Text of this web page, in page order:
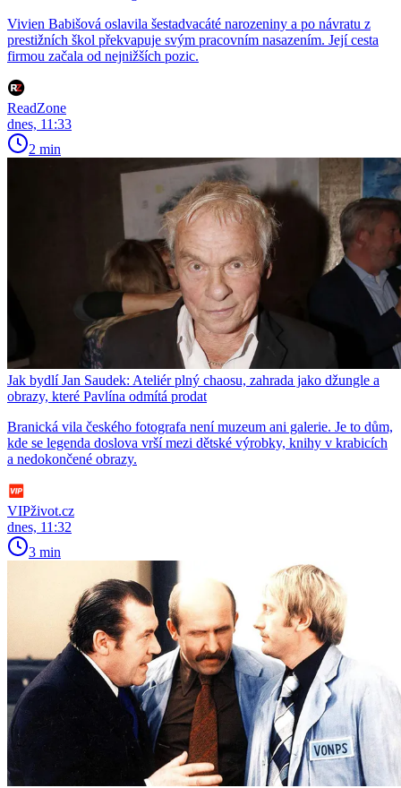
Vivien Babišová oslavila šestadvacáté narozeniny a po návratu z
prestižních škol překvapuje svým pracovním nasazením. Její cesta
firmou začala od nejnižších pozic.
ReadZone
dnes, 11:33
2 min
Jak bydlí Jan Saudek: Ateliér plný chaosu, zahrada jako džungle a
obrazy, které Pavlína odmítá prodat
Branická vila českého fotografa není muzeum ani galerie. Je to dům,
kde se legenda doslova vrší mezi dětské výrobky, knihy v krabicích
a nedokončené obrazy.
VIPživot.cz
dnes, 11:32
3 min